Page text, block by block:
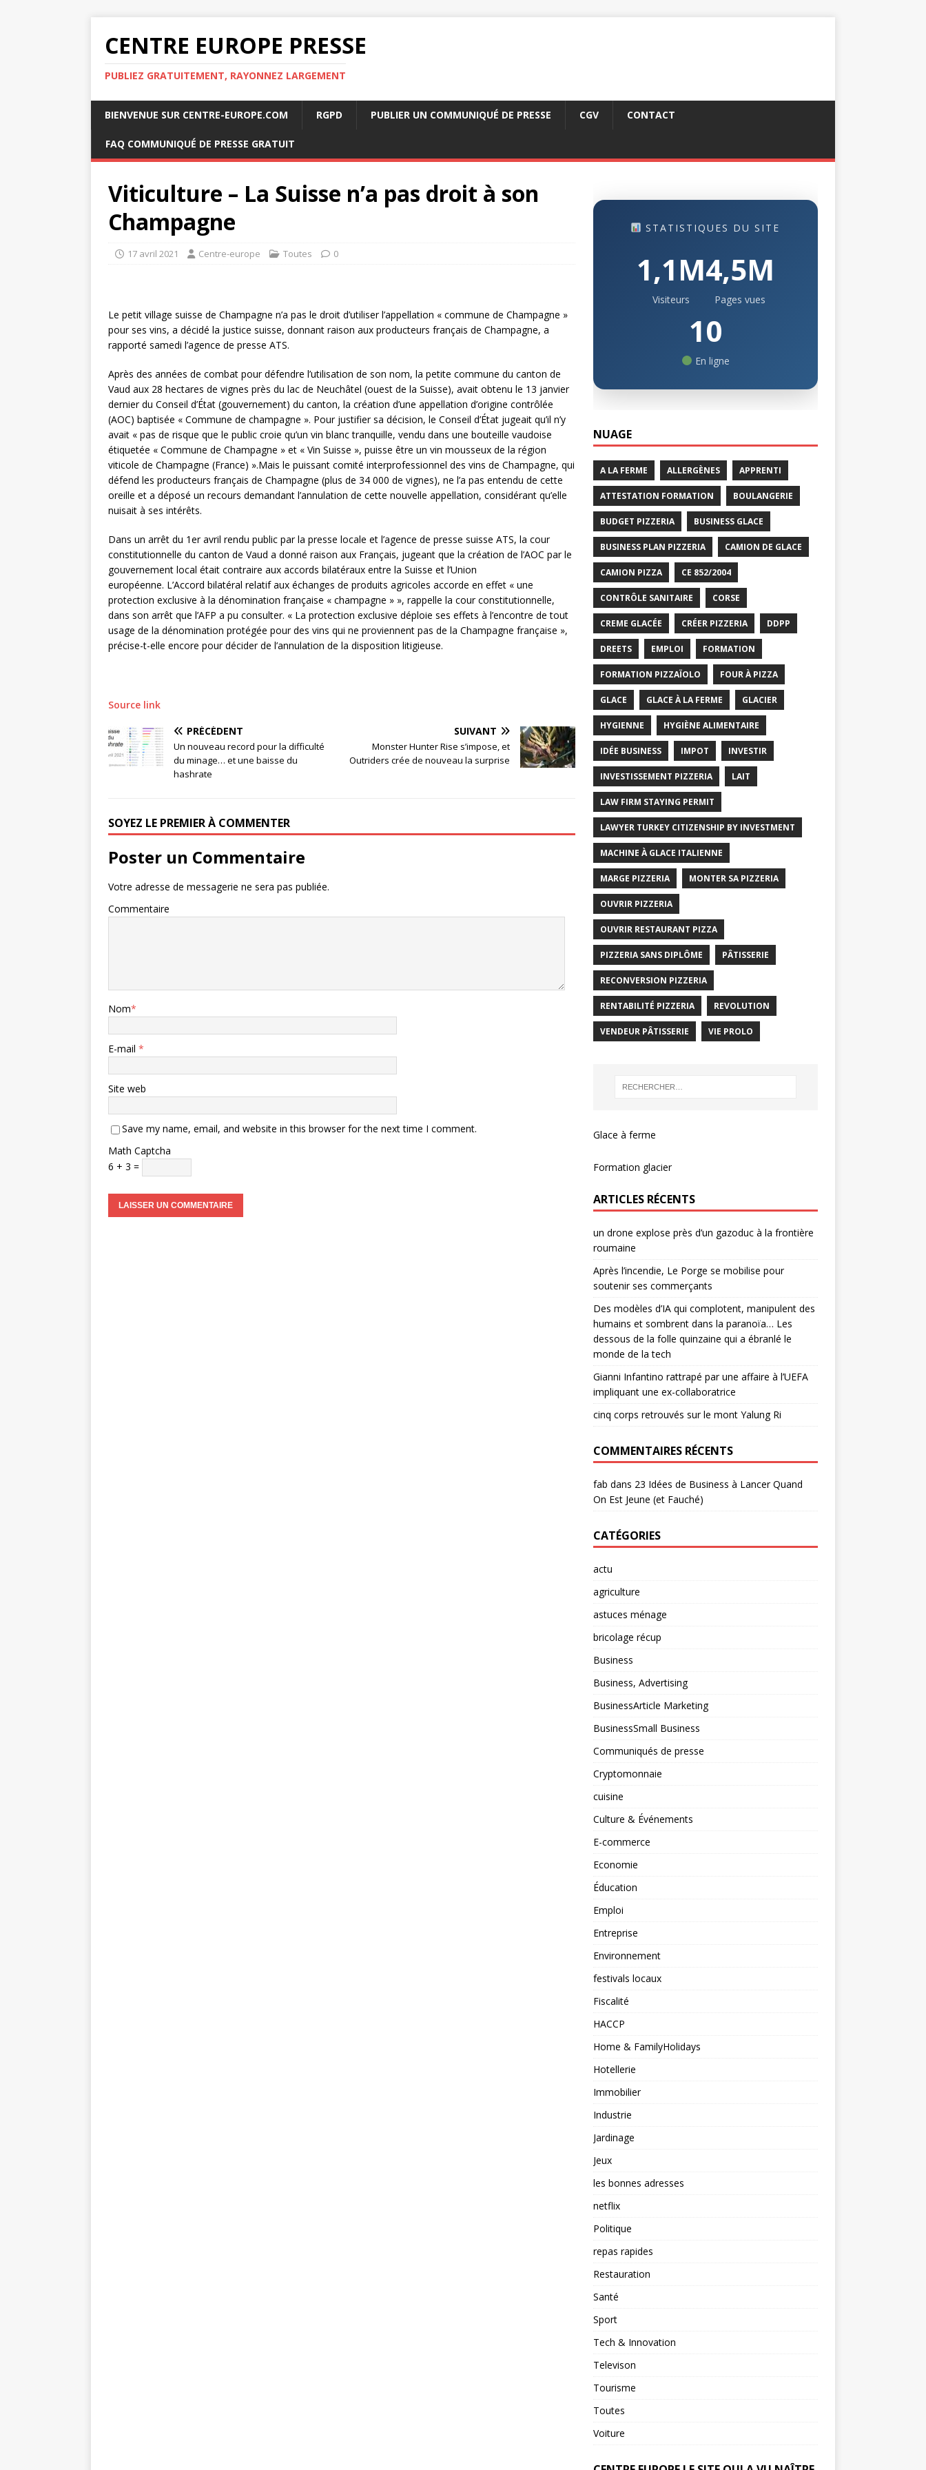
CENTRE EUROPE PRESSE
PUBLIEZ GRATUITEMENT, RAYONNEZ LARGEMENT
BIENVENUE SUR CENTRE-EUROPE.COM RGPD PUBLIER UN COMMUNIQUÉ DE PRESSE CGV CONTACT
FAQ COMMUNIQUÉ DE PRESSE GRATUIT
Viticulture – La Suisse n’a pas droit à son
Champagne
17 avril 2021 Centre-europe Toutes 0
Le petit village suisse de Champagne n’a pas le droit d’utiliser l’appellation « commune de Champagne »
pour ses vins, a décidé la justice suisse, donnant raison aux producteurs français de Champagne, a
rapporté samedi l’agence de presse ATS.
Après des années de combat pour défendre l’utilisation de son nom, la petite commune du canton de
Vaud aux 28 hectares de vignes près du lac de Neuchâtel (ouest de la Suisse), avait obtenu le 13 janvier
dernier du Conseil d’État (gouvernement) du canton, la création d’une appellation d’origine contrôlée
(AOC) baptisée « Commune de champagne ». Pour justifier sa décision, le Conseil d’État jugeait qu’il n’y
avait « pas de risque que le public croie qu’un vin blanc tranquille, vendu dans une bouteille vaudoise
étiquetée « Commune de Champagne » et « Vin Suisse », puisse être un vin mousseux de la région
viticole de Champagne (France) ».Mais le puissant comité interprofessionnel des vins de Champagne, qui
défend les producteurs français de Champagne (plus de 34 000 de vignes), ne l’a pas entendu de cette
oreille et a déposé un recours demandant l’annulation de cette nouvelle appellation, considérant qu’elle
nuisait à ses intérêts.
Dans un arrêt du 1er avril rendu public par la presse locale et l’agence de presse suisse ATS, la cour
constitutionnelle du canton de Vaud a donné raison aux Français, jugeant que la création de l’AOC par le
gouvernement local était contraire aux accords bilatéraux entre la Suisse et l’Union
européenne. L’Accord bilatéral relatif aux échanges de produits agricoles accorde en effet « une
protection exclusive à la dénomination française « champagne » », rappelle la cour constitutionnelle,
dans son arrêt que l’AFP a pu consulter. « La protection exclusive déploie ses effets à l’encontre de tout
usage de la dénomination protégée pour des vins qui ne proviennent pas de la Champagne française »,
précise-t-elle encore pour décider de l’annulation de la disposition litigieuse.
Source link
PRÉCÉDENT
Un nouveau record pour la difficulté
du minage… et une baisse du
hashrate
SUIVANT
Monster Hunter Rise s’impose, et
Outriders crée de nouveau la surprise
SOYEZ LE PREMIER À COMMENTER
Poster un Commentaire
Votre adresse de messagerie ne sera pas publiée.
Commentaire
Nom*
E-mail *
Site web
Save my name, email, and website in this browser for the next time I comment.
Math Captcha
6 + 3 =
STATISTIQUES DU SITE
1,1M
Visiteurs
4,5M
Pages vues
10
En ligne
NUAGE
A LA FERME ALLERGÈNES APPRENTI
ATTESTATION FORMATION BOULANGERIE
BUDGET PIZZERIA BUSINESS GLACE
BUSINESS PLAN PIZZERIA CAMION DE GLACE
CAMION PIZZA CE 852/2004
CONTRÔLE SANITAIRE CORSE
CREME GLACÉE CRÉER PIZZERIA DDPP
DREETS EMPLOI FORMATION
FORMATION PIZZAÏOLO FOUR À PIZZA
GLACE GLACE À LA FERME GLACIER
HYGIENNE HYGIÈNE ALIMENTAIRE
IDÉE BUSINESS IMPOT INVESTIR
INVESTISSEMENT PIZZERIA LAIT
LAW FIRM STAYING PERMIT
LAWYER TURKEY CITIZENSHIP BY INVESTMENT
MACHINE À GLACE ITALIENNE
MARGE PIZZERIA MONTER SA PIZZERIA
OUVRIR PIZZERIA
OUVRIR RESTAURANT PIZZA
PIZZERIA SANS DIPLÔME PÂTISSERIE
RECONVERSION PIZZERIA
RENTABILITÉ PIZZERIA REVOLUTION
VENDEUR PÂTISSERIE VIE PROLO
Glace à ferme
Formation glacier
ARTICLES RÉCENTS
un drone explose près d’un gazoduc à la frontière
roumaine
Après l’incendie, Le Porge se mobilise pour
soutenir ses commerçants
Des modèles d’IA qui complotent, manipulent des
humains et sombrent dans la paranoïa… Les
dessous de la folle quinzaine qui a ébranlé le
monde de la tech
Gianni Infantino rattrapé par une affaire à l’UEFA
impliquant une ex-collaboratrice
cinq corps retrouvés sur le mont Yalung Ri
COMMENTAIRES RÉCENTS
fab dans 23 Idées de Business à Lancer Quand
On Est Jeune (et Fauché)
CATÉGORIES
actu
agriculture
astuces ménage
bricolage récup
Business
Business, Advertising
BusinessArticle Marketing
BusinessSmall Business
Communiqués de presse
Cryptomonnaie
cuisine
Culture & Événements
E-commerce
Economie
Éducation
Emploi
Entreprise
Environnement
festivals locaux
Fiscalité
HACCP
Home & FamilyHolidays
Hotellerie
Immobilier
Industrie
Jardinage
Jeux
les bonnes adresses
netflix
Politique
repas rapides
Restauration
Santé
Sport
Tech & Innovation
Televison
Tourisme
Toutes
Voiture